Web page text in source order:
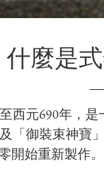
什麼是
西元690年，
「御裝束神
始重新製作。